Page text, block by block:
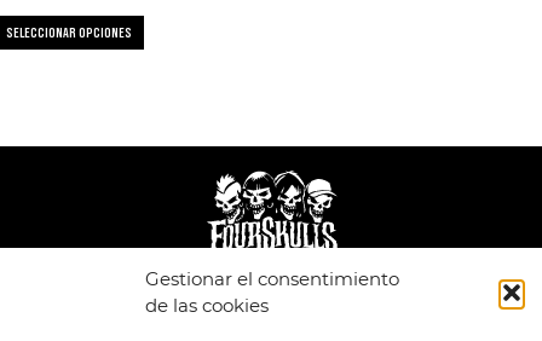
Gestionar el consentimiento
de las cookies
SELECCIONAR OPCIONES